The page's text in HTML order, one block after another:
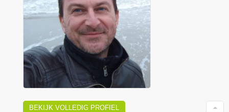
BEKIJK VOLLEDIG PROFIEL